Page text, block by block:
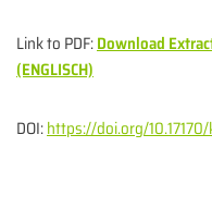
Link to PDF:Download
(ENGLISCH)
DOI:https://doi.org/